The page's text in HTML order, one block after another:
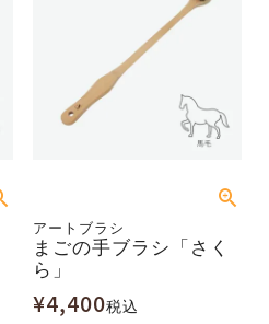
アートブラシ
まごの手ブラシ「さく
ら」
¥4,400税込